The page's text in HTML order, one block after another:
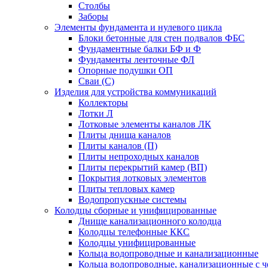
Столбы
Заборы
Элементы фундамента и нулевого цикла
Блоки бетонные для стен подвалов ФБС
Фундаментные балки БФ и Ф
Фундаменты ленточные ФЛ
Опорные подушки ОП
Сваи (С)
Изделия для устройства коммуникаций
Коллекторы
Лотки Л
Лотковые элементы каналов ЛК
Плиты днища каналов
Плиты каналов (П)
Плиты непроходных каналов
Плиты перекрытий камер (ВП)
Покрытия лотковых элементов
Плиты тепловых камер
Водопропускные системы
Колодцы сборные и унифицированные
Днище канализационного колодца
Колодцы телефонные ККС
Колодцы унифицированные
Кольца водопроводные и канализационные
Кольца водопроводные, канализационные с